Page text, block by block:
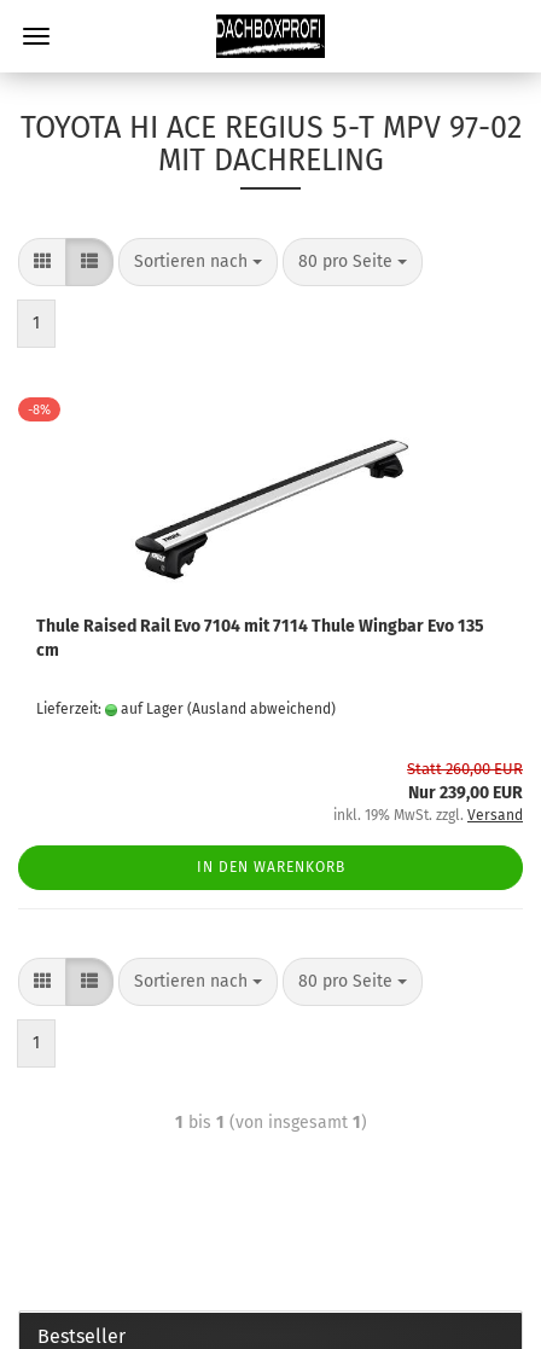
TOYOTA HI ACE REGIUS 5-T MPV 97-02
MIT DACHRELING
Sortieren nach 80 pro Seite
1
-8%
Thule Raised Rail Evo 7104 mit 7114 Thule Wingbar Evo 135
cm
Lieferzeit: auf Lager (Ausland abweichend)
Statt 260,00 EUR
Nur 239,00 EUR
inkl. 19% MwSt. zzgl. Versand
IN DEN WARENKORB
Sortieren nach 80 pro Seite
1
1 bis 1 (von insgesamt 1)
Bestseller